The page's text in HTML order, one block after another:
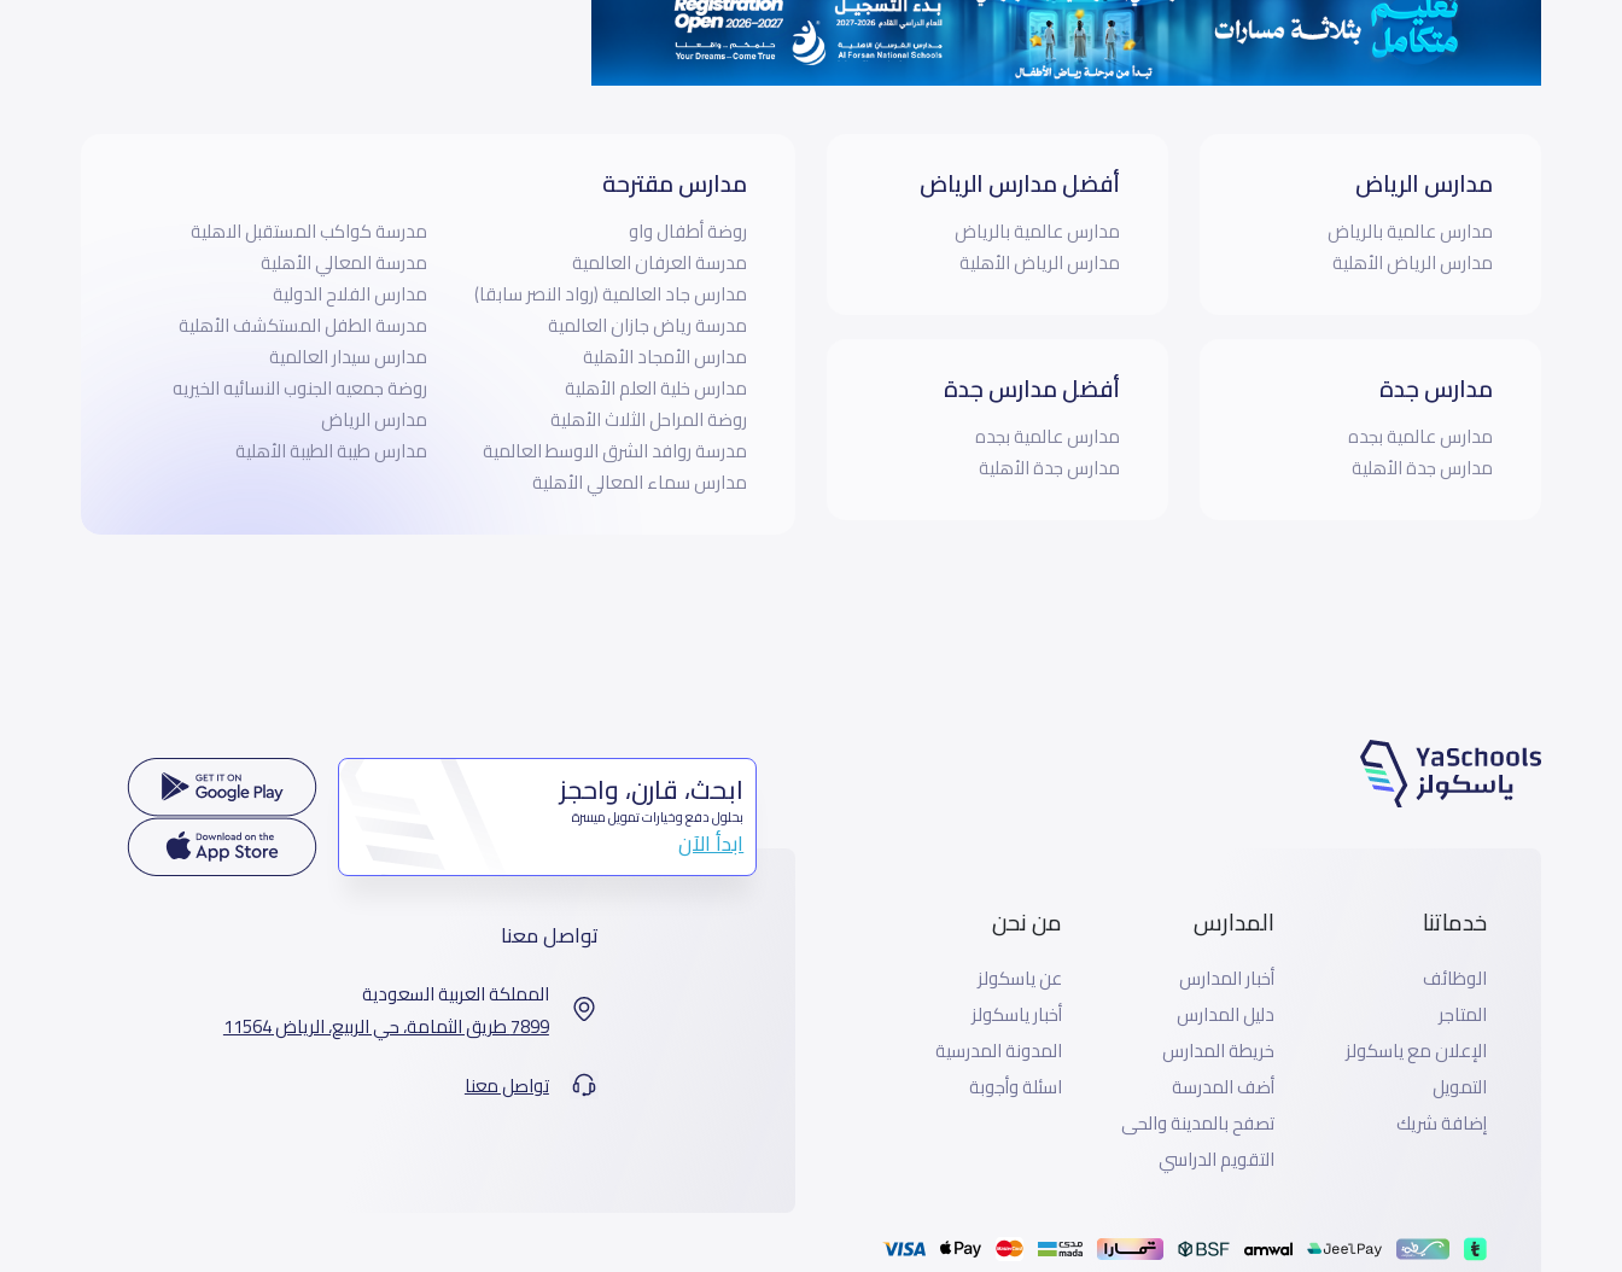
مدارس الرياض
مدارس عالمية بالرياض
مدارس الرياض الأهلية
مدارس جدة
مدارس عالمية بجده
مدارس جدة الأهلية
أفضل مدارس الرياض
مدارس عالمية بالرياض
مدارس الرياض الأهلية
أفضل مدارس جدة
مدارس عالمية بجده
مدارس جدة الأهلية
مدارس مقترحة
روضة أطفال واو
مدرسة العرفان العالمية
مدارس جاد العالمية (رواد النصر سابقا)
مدرسة رياض جازان العالمية
مدارس الأمجاد الأهلية
مدارس خلية العلم الأهلية
روضة المراحل الثلاث الأهلية
مدرسة روافد الشرق الاوسط العالمية
مدارس سماء المعالي الأهلية
مدرسة كواكب المستقبل الاهلية
مدرسة المعالي الأهلية
مدارس الفلاح الدولية
مدرسة الطفل المستكشف اﻷهلية
مدارس سيدار العالمية
روضة جمعيه الجنوب النسائيه الخيريه
مدارس الرياض
مدارس طيبة الطيبة الأهلية
خدماتنا
الوظائف
المتاجر
الإعلان مع ياسكولز
التمويل
إضافة شريك
المدارس
أخبار المدارس
دليل المدارس
خريطة المدارس
أضف المدرسة
تصفح بالمدينة والحى
التقويم الدراسي
من نحن
عن ياسكولز
أخبار ياسكولز
المدونة المدرسية
اسئلة وأجوبة
ابحث، قارن، واحجز
بحلول دفع وخيارات تمويل ميسرة
ابدأ الآن
تواصل معنا
المملكة العربية السعودية
7899 طريق الثمامة، حي الربيع، الرياض 11564
تواصل معنا